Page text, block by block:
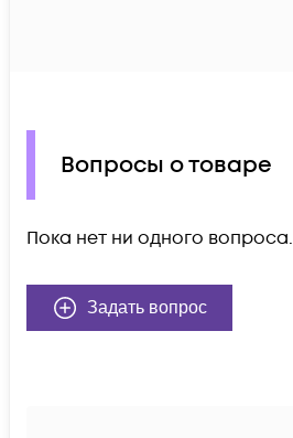
Вопросы о товаре
Пока нет ни одного вопроса.
Задать вопрос